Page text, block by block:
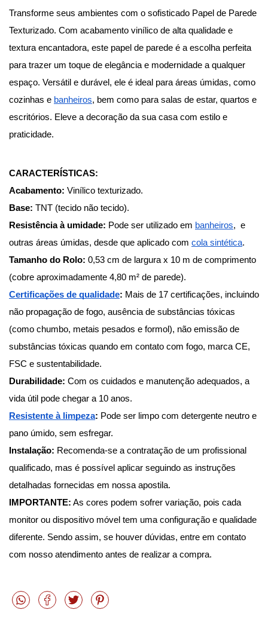
Transforme seus ambientes com o sofisticado Papel de Parede
Texturizado. Com acabamento vinílico de alta qualidade e
textura encantadora, este papel de parede é a escolha perfeita
para trazer um toque de elegância e modernidade a qualquer
espaço. Versátil e durável, ele é ideal para áreas úmidas, como
cozinhas e banheiros, bem como para salas de estar, quartos e
escritórios. Eleve a decoração da sua casa com estilo e
praticidade.
CARACTERÍSTICAS:
Acabamento: Vinílico texturizado.
Base: TNT (tecido não tecido).
Resistência à umidade: Pode ser utilizado em banheiros,  e
outras áreas úmidas, desde que aplicado com cola sintética.
Tamanho do Rolo: 0,53 cm de largura x 10 m de comprimento
(cobre aproximadamente 4,80 m² de parede).
Certificações de qualidade: Mais de 17 certificações, incluindo
não propagação de fogo, ausência de substâncias tóxicas
(como chumbo, metais pesados e formol), não emissão de
substâncias tóxicas quando em contato com fogo, marca CE,
FSC e sustentabilidade.
Durabilidade: Com os cuidados e manutenção adequados, a
vida útil pode chegar a 10 anos.
Resistente à limpeza: Pode ser limpo com detergente neutro e
pano úmido, sem esfregar.
Instalação: Recomenda-se a contratação de um profissional
qualificado, mas é possível aplicar seguindo as instruções
detalhadas fornecidas em nossa apostila.
IMPORTANTE: As cores podem sofrer variação, pois cada
monitor ou dispositivo móvel tem uma configuração e qualidade
diferente. Sendo assim, se houver dúvidas, entre em contato
com nosso atendimento antes de realizar a compra.